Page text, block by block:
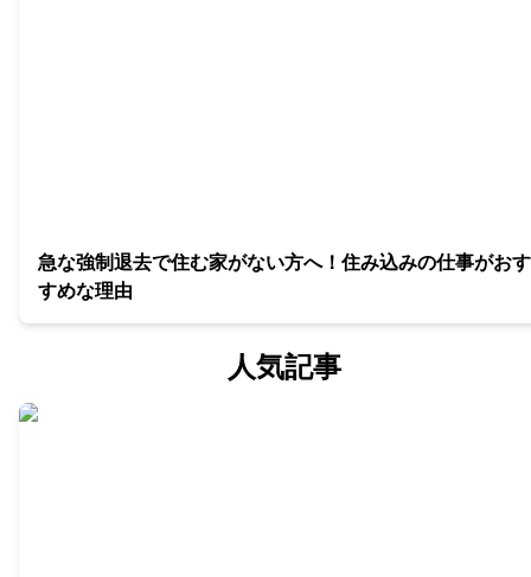
急な強制退去で住む家がない方へ！住み込みの仕事がおす
すめな理由
人気記事